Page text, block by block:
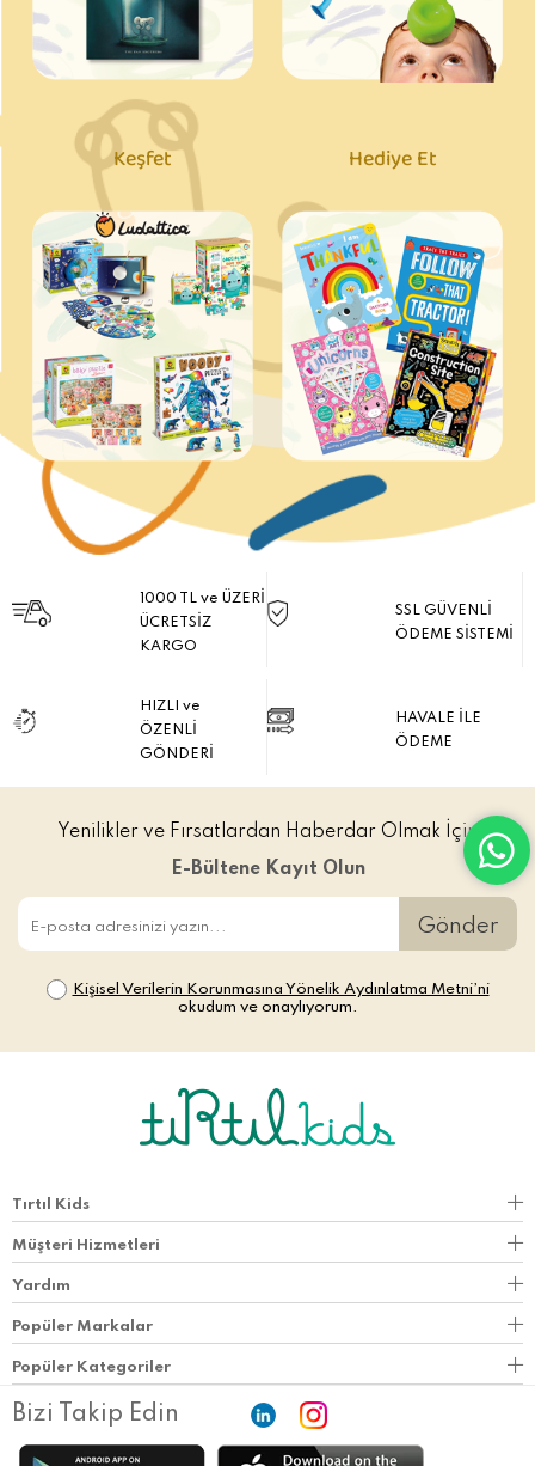
Keşfet Hediye Et
1000 TL ve ÜZERİ
ÜCRETSİZ
KARGO
SSL GÜVENLİ
ÖDEME SİSTEMİ
HIZLI ve
ÖZENLİ
GÖNDERİ
HAVALE İLE
ÖDEME
Yenilikler ve Fırsatlardan Haberdar Olmak İçin
E-Bültene Kayıt Olun
Gönder
Kişisel Verilerin Korunmasına Yönelik Aydınlatma Metni’ni
okudum ve onaylıyorum.
Tırtıl Kids
Müşteri Hizmetleri
Yardım
Popüler Markalar
Popüler Kategoriler
Bizi Takip Edin